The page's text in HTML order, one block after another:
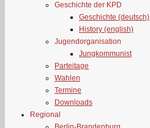
Geschichte der KPD
Geschichte (deutsch)
History (english)
Jugendorganisation
Jungkommunist
Parteitage
Wahlen
Termine
Downloads
Regional